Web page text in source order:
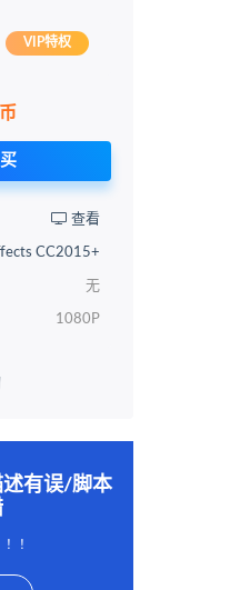
VIP特权
查看
CC2015+
无
1080P
述有误/脚本
！